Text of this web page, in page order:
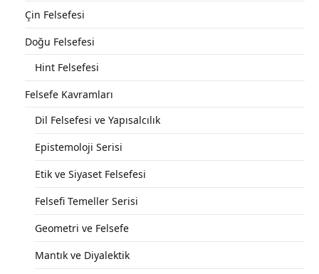
Çin Felsefesi
Doğu Felsefesi
Hint Felsefesi
Felsefe Kavramları
Dil Felsefesi ve Yapısalcılık
Epistemoloji Serisi
Etik ve Siyaset Felsefesi
Felsefi Temeller Serisi
Geometri ve Felsefe
Mantık ve Diyalektik